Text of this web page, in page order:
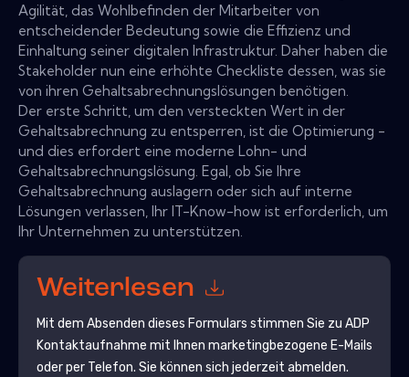
Agilität, das Wohlbefinden der Mitarbeiter von
entscheidender Bedeutung sowie die Effizienz und
Einhaltung seiner digitalen Infrastruktur. Daher haben die
Stakeholder nun eine erhöhte Checkliste dessen, was sie
von ihren Gehaltsabrechnungslösungen benötigen.
Der erste Schritt, um den versteckten Wert in der
Gehaltsabrechnung zu entsperren, ist die Optimierung -
und dies erfordert eine moderne Lohn- und
Gehaltsabrechnungslösung. Egal, ob Sie Ihre
Gehaltsabrechnung auslagern oder sich auf interne
Lösungen verlassen, Ihr IT-Know-how ist erforderlich, um
Ihr Unternehmen zu unterstützen.
Weiterlesen
Mit dem Absenden dieses Formulars stimmen Sie zu ADP
Kontaktaufnahme mit Ihnen marketingbezogene E-Mails
oder per Telefon. Sie können sich jederzeit abmelden.